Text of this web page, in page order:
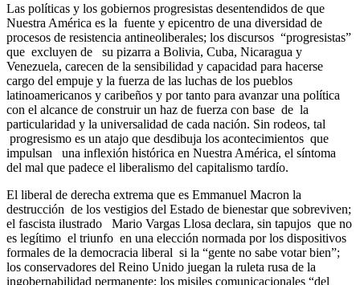
Las políticas y los gobiernos progresistas desentendidos de que
Nuestra América es la fuente y epicentro de una diversidad de
procesos de resistencia antineoliberales; los discursos “progresistas”
que excluyen de su pizarra a Bolivia, Cuba, Nicaragua y
Venezuela, carecen de la sensibilidad y capacidad para hacerse
cargo del empuje y la fuerza de las luchas de los pueblos
latinoamericanos y caribeños y por tanto para avanzar una política
con el alcance de construir un haz de fuerza con base de la
particularidad y la universalidad de cada nación. Sin rodeos, tal
progresismo es un atajo que desdibuja los acontecimientos que
impulsan una inflexión histórica en Nuestra América, el síntoma
del mal que padece el liberalismo del capitalismo tardío.
El liberal de derecha extrema que es Emmanuel Macron la
destrucción de los vestigios del Estado de bienestar que sobreviven;
el fascista ilustrado Mario Vargas Llosa declara, sin tapujos que no
es legítimo el triunfo en una elección normada por los dispositivos
formales de la democracia liberal si la “gente no sabe votar bien”;
los conservadores del Reino Unido juegan la ruleta rusa de la
ingobernabilidad permanente; los misiles comunicacionales “del